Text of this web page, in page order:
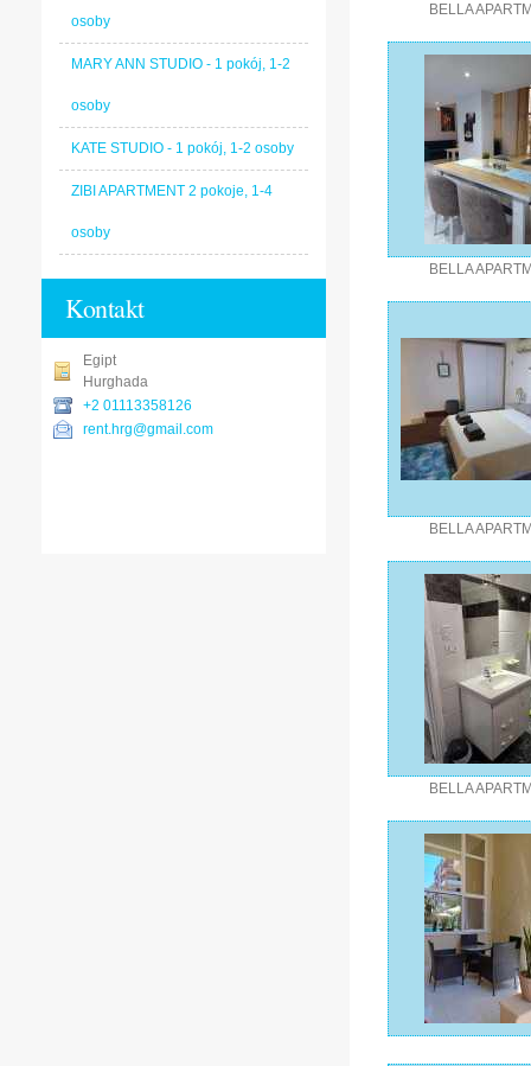
BELLA
BELLA
BELLA
BELLA
osoby
MARY ANN STUDIO - 1 pokój, 1-2
osoby
KATE STUDIO - 1 pokój, 1-2 osoby
ZIBI APARTMENT 2 pokoje, 1-4
osoby
Kontakt
Egipt
Hurghada
+2 01113358126
rent.hrg@gmail.com